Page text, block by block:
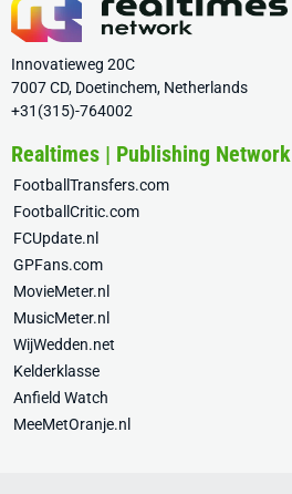
Innovatieweg 20C
7007 CD, Doetinchem, Netherlands
+31(315)-764002
Realtimes | Publishing Network
FootballTransfers.com
FootballCritic.com
FCUpdate.nl
GPFans.com
MovieMeter.nl
MusicMeter.nl
WijWedden.net
Kelderklasse
Anfield Watch
MeeMetOranje.nl